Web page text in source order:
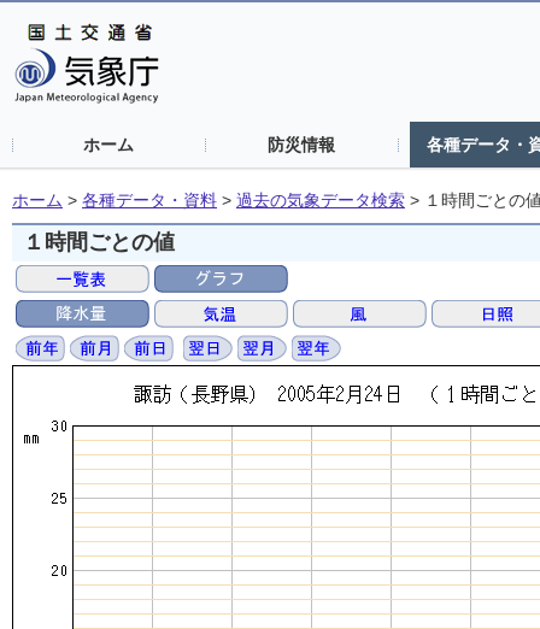
ホーム 防災情報 各種データ・
ホーム > 各種データ・資料 > 過去の気象データ検索 > １時間ごとの
１時間ごとの値